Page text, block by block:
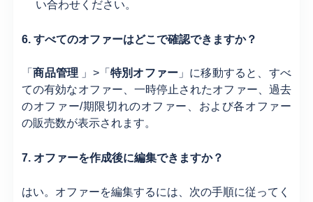
い合わせください。
6. すべてのオファーはどこで確認できますか？
「商品管理 」>「 特別オファー 」に移動すると、すべ
ての有効なオファー、一時停止されたオファー、過去
のオファー/期限切れのオファー、および各オファー
の販売数が表示されます。
7. オファーを作成後に編集できますか？
はい。オファーを編集するには、次の手順に従ってく